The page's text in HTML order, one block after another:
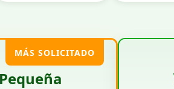
MÁS SOLICITADO